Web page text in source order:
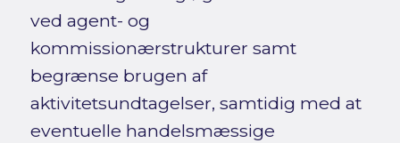
ved agent- og
kommissionærstrukturer samt
begrænse brugen af
aktivitetsundtagelser, samtidig med at
eventuelle handelsmæssige